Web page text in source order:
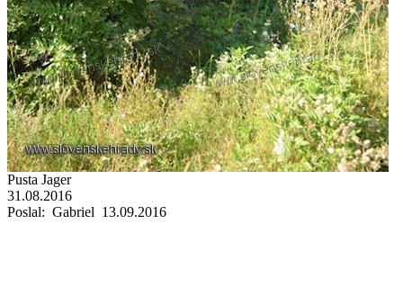
Pusta Jager
31.08.2016
Poslal: Gabriel 13.09.2016